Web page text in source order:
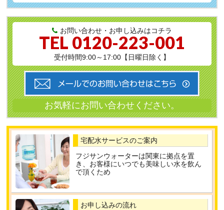
お問い合わせ・お申し込みはコチラ
TEL 0120-223-001
受付時間9:00～17:00【日曜日除く】
宅配水サービスのご案内
フジサンウォーターは関東に拠点を置
き、お客様にいつでも美味しい水を飲ん
で頂くため
お申し込みの流れ